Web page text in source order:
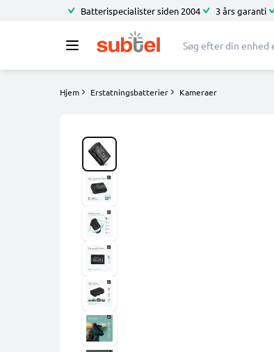
Batterispecialister siden 2004 3 års garanti
Hjem Erstatningsbatterier Kameraer